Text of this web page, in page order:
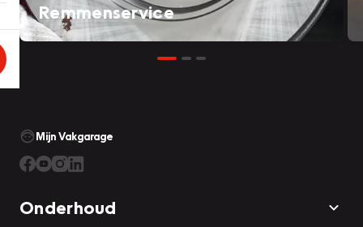
Remmenservice
Mijn Vakgarage
Onderhoud